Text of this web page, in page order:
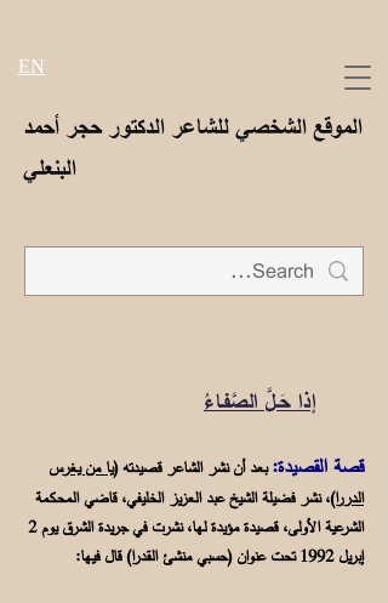
الموقع الشخصي للشاعر الدكتور حجر أحمد
البنعلي
EN
إذا حَـلَّ الصَّفـاءُ
قصة القصيدة:بعد أن نشر الشاعر قصيدته (يا من يغرس
الدررا)، نشر فضيلة الشيخ عبد العزيز الخليفي، قاضي المحكمة
الشرعية الأولى، قصيدة مؤيدة لها، نشرت في جريدة الشرق يوم 2
إبريل 1992 تحت عنوان (حسبي منشئ القدرا) قال فيها: